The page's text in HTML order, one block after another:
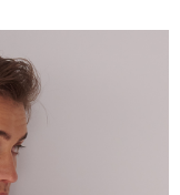
SMS pembayaran
tolak aplikasi
produk. Sila buat
atau perbankan
tolak aplikasi
pesanan
pesanan